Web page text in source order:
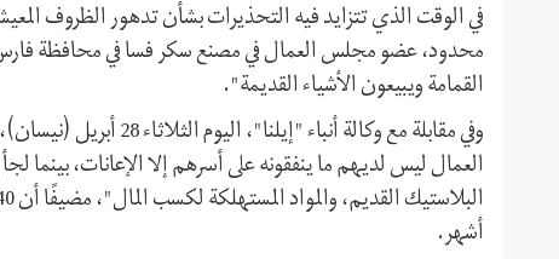
في الوقت الذي تتزايد فيه التحذيرات بشأن تدهور الظروف
محدود، عضو مجلس العمال في مصنع سكر فسا في محافظة
القمامة ويبيعون الأشياء القديمة".
وفي مقابلة مع وكالة
العمال ليس لديهم ما ينفقونه على أسرهم إلا الإعانات،
أشهر.